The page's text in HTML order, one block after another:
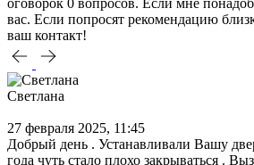
вас. Если попросят рекомендацию
ваш контакт!
Светлана
27 февраля 2025, 11:45
Добрый день . Устанавливали Вашу
года чуть стало плохо закрываться .